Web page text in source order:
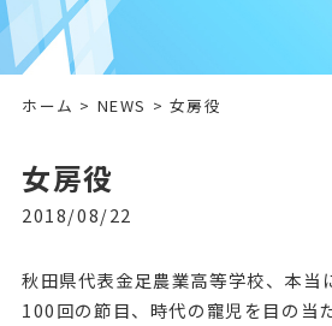
ホーム > NEWS > 女房役
女房役
2018/08/22
秋田県代表金足農業高等学校、本当
100回の節目、時代の寵児を目の当